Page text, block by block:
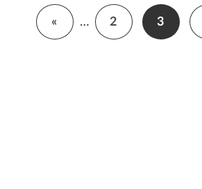
« … 2 3